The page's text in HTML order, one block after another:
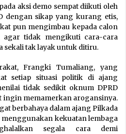
aksi demo sempat diikuti oleh
dengan sikap yang kurang etis,
pun mengimbau kepada calon
agar tidak mengikuti cara-cara
sekali tak layak untuk ditiru.
Frangki Tumaliang, yang
setiap situasi politik di ajang
tidak sedikit oknum DPRD
ingin memamerkan arogansinya.
berbahaya dalam ajang Pilkada
kekuatan lembaga
segala cara demi